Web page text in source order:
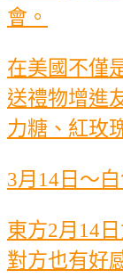
會。
在美國不僅
送禮物增進
力糖、紅玫
3月14日～
東方2月14
對方也有好